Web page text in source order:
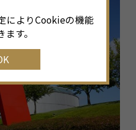
によりCookieの機能
す。